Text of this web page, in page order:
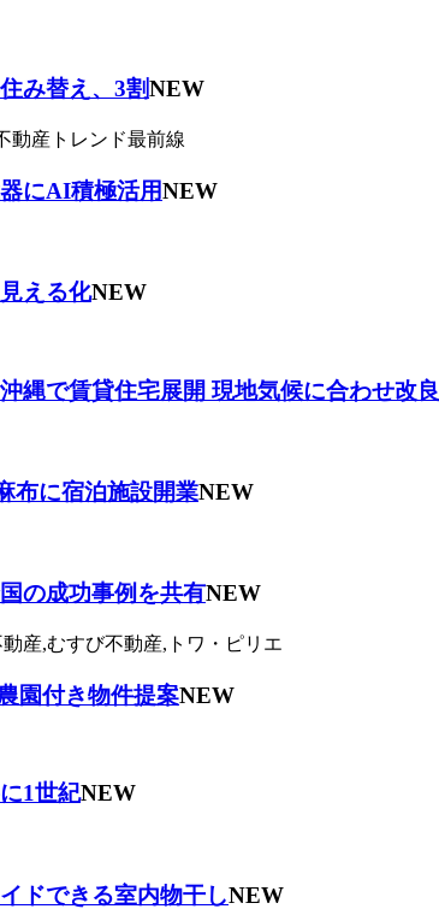
み替え、3割NEW
動産トレンド最前線
にAI積極活用NEW
える化NEW
縄で賃貸住宅展開 現地気候に合わせ改良
布に宿泊施設開業NEW
の成功事例を共有NEW
産,むすび不動産,トワ・ピリエ
園付き物件提案NEW
1世紀NEW
ドできる室内物干しNEW